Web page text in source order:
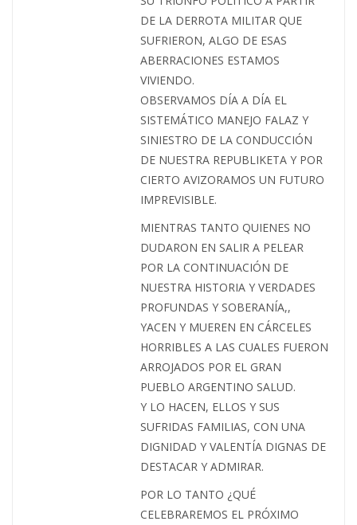
DE LA DERROTA MILITAR QUE
SUFRIERON, ALGO DE ESAS
ABERRACIONES ESTAMOS
VIVIENDO.
OBSERVAMOS DÍA A DÍA EL
SISTEMÁTICO MANEJO FALAZ Y
SINIESTRO DE LA CONDUCCIÓN
DE NUESTRA REPUBLIKETA Y POR
CIERTO AVIZORAMOS UN FUTURO
IMPREVISIBLE.
MIENTRAS TANTO QUIENES NO
DUDARON EN SALIR A PELEAR
POR LA CONTINUACIÓN DE
NUESTRA HISTORIA Y VERDADES
PROFUNDAS Y SOBERANÍA,,
YACEN Y MUEREN EN CÁRCELES
HORRIBLES A LAS CUALES FUERON
ARROJADOS POR EL GRAN
PUEBLO ARGENTINO SALUD.
Y LO HACEN, ELLOS Y SUS
SUFRIDAS FAMILIAS, CON UNA
DIGNIDAD Y VALENTÍA DIGNAS DE
DESTACAR Y ADMIRAR.
POR LO TANTO ¿QUÉ
CELEBRAREMOS EL PRÓXIMO